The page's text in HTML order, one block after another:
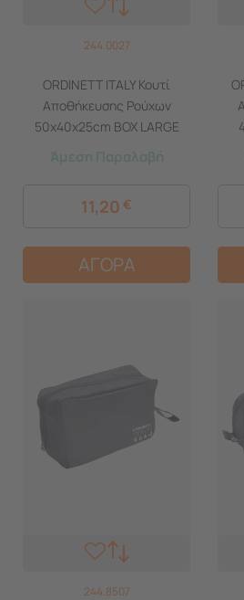
244.0027
ORDINETT ITALY Κουτί
Αποθήκευσης Ρούχων
50x40x25cm BOX LARGE
Άμεση Παραλαβή
11,20 €
ΑΓΟΡΑ
244.8507